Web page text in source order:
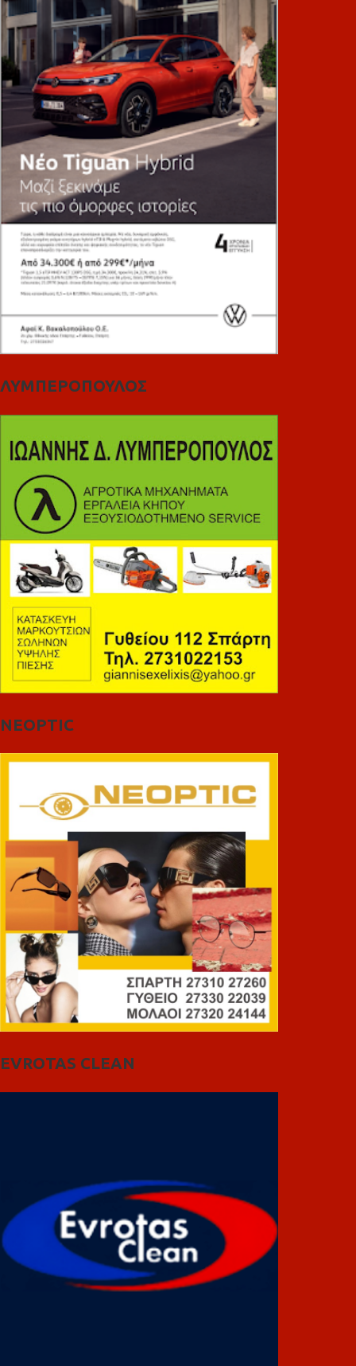
ΛΥΜΠΕΡΟΠΟΥΛΟΣ
NEOPTIC
EVROTAS CLEAN